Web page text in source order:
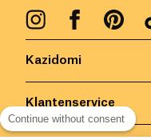
Kazidomi
Klantenservice
Continue without consent